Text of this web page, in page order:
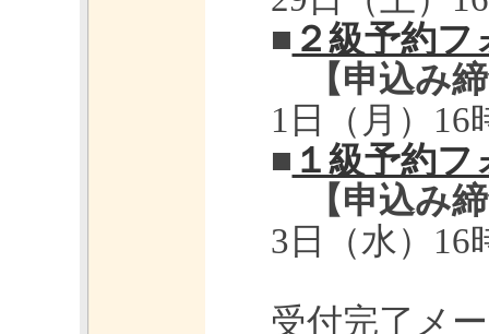
■ ２級予約フ
【申込み
1日（月）16
■ １級予約フ
【申込み
3日（水）16
受付完了メ